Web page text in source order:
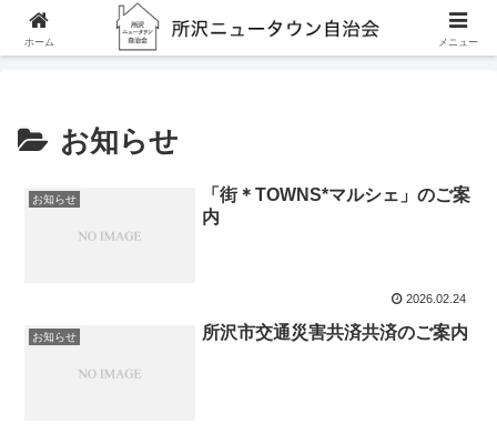
お知らせ
お知らせ
お知らせ
「街＊TOWNS*マルシェ」のご案
内
2026.02.24
お知らせ 所沢市交通災害共済共済のご案内
ホーム メニュー